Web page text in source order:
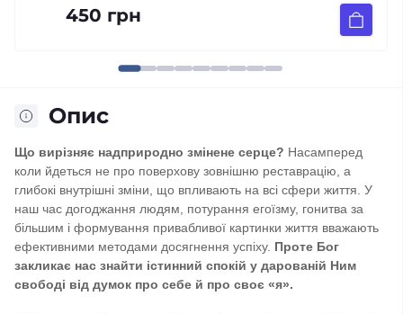
449 грн
Опис
Що вирізняє надприродно змінене серце? Насамперед
коли йдеться не про поверхову зовнішню реставрацію, а
глибокі внутрішні зміни, що впливають на всі сфери життя. У
наш час догоджання людям, потурання егоїзму, гонитва за
більшим і формування привабливої картинки життя вважають
ефективними методами досягнення успіху. Проте Бог
закликає нас знайти істинний спокій у дарованій Ним
свободі від думок про себе й про своє «я».